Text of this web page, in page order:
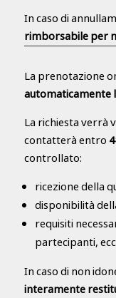
In caso di
rimborsabile per
La prenotazione
automaticamente
La richiesta verrà
contatterà entro
controllato:
ricezione della
disponibilità
requisiti
partecipanti,
In caso di non
interamente